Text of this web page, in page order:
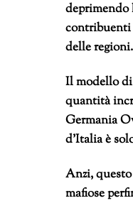
deprimendo
contribuenti
delle
Il modello di
quantità
Germania
d’Italia è
Anzi,
mafiose